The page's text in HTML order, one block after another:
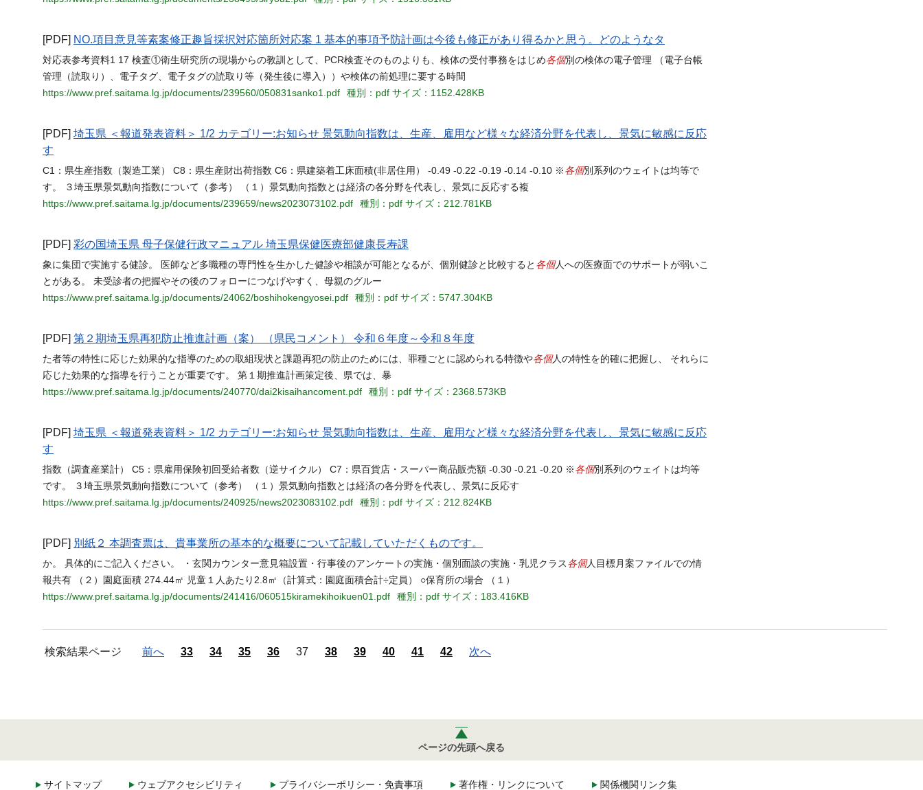
[PDF] NO.項目意見等素案修正趣旨採択対応箇所対応案 1 基本的事項予防計画は今後も修正があり得るかと思う。どのようなタ
対応表参考資料1 17 検査①衛生研究所の現場からの教訓として、PCR検査そのものよりも、検体の受付事務をはじめ各個別の検体の電子管理 （電子台帳
管理（読取り）、電子タグ、電子タグの読取り等（発生後に導入））や検体の前処理に要する時間
https://www.pref.saitama.lg.jp/documents/239560/050831sanko1.pdf
種別：pdf サイズ：1152.428KB
[PDF] 埼玉県 ＜報道発表資料＞ 1/2 カテゴリー:お知らせ 景気動向指数は、生産、雇用など様々な経済分野を代表し、景気に敏感に反応
す
C1：県生産指数（製造工業） C8：県生産財出荷指数 C6：県建築着工床面積(非居住用） -0.49 -0.22 -0.19 -0.14 -0.10 ※ 各個別系列のウェイトは均等で
す。 ３埼玉県景気動向指数について（参考） （１）景気動向指数とは経済の各分野を代表し、景気に反応する複
https://www.pref.saitama.lg.jp/documents/239659/news2023073102.pdf
種別：pdf サイズ：212.781KB
[PDF] 彩の国埼玉県 母子保健行政マニュアル 埼玉県保健医療部健康長寿課
象に集団で実施する健診。 医師など多職種の専門性を生かした健診や相談が可能となるが、個別健診と比較すると 各個人への医療面でのサポートが弱いこ
とがある。 未受診者の把握やその後のフォローにつなげやすく、母親のグルー
https://www.pref.saitama.lg.jp/documents/24062/boshihokengyosei.pdf
種別：pdf サイズ：5747.304KB
[PDF] 第２期埼玉県再犯防止推進計画（案） （県民コメント） 令和６年度～令和８年度
た者等の特性に応じた効果的な指導のための取組現状と課題再犯の防止のためには、罪種ごとに認められる特徴や各個人の特性を的確に把握し、 それらに
応じた効果的な指導を行うことが重要です。 第１期推進計画策定後、県では、暴
https://www.pref.saitama.lg.jp/documents/240770/dai2kisaihancoment.pdf
種別：pdf サイズ：2368.573KB
[PDF] 埼玉県 ＜報道発表資料＞ 1/2 カテゴリー:お知らせ 景気動向指数は、生産、雇用など様々な経済分野を代表し、景気に敏感に反応
す
指数（調査産業計） C5：県雇用保険初回受給者数（逆サイクル） C7：県百貨店・スーパー商品販売額 -0.30 -0.21 -0.20 ※ 各個別系列のウェイトは均等
です。 ３埼玉県景気動向指数について（参考） （１）景気動向指数とは経済の各分野を代表し、景気に反応す
https://www.pref.saitama.lg.jp/documents/240925/news2023083102.pdf
種別：pdf サイズ：212.824KB
[PDF] 別紙２ 本調査票は、貴事業所の基本的な概要について記載していただくものです。
か。 具体的にご記入ください。 ・玄関カウンター意見箱設置・行事後のアンケートの実施・個別面談の実施・乳児クラス 各個人目標月案ファイルでの情
報共有 （２）園庭面積 274.44㎡ 児童１人あたり2.8㎡（計算式：園庭面積合計÷定員） ○保育所の場合 （１）
https://www.pref.saitama.lg.jp/documents/241416/060515kiramekihoikuen01.pdf
種別：pdf サイズ：183.416KB
検索結果ページ 前へ 33 34 35 36 37 38 39 40 41 42 次へ
ページの先頭へ戻る
サイトマップ ウェブアクセシビリティ プライバシーポリシー・免責事項 著作権・リンクについて 関係機関リンク集